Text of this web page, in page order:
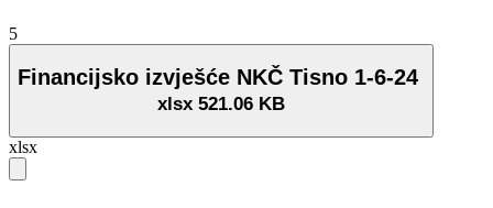
5
Financijsko izvješće NKČ Tisno 1-6-24
xlsx 521.06 KB
xlsx